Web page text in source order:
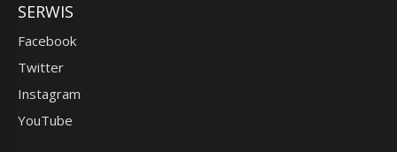
SERWIS
Facebook
Twitter
Instagram
YouTube